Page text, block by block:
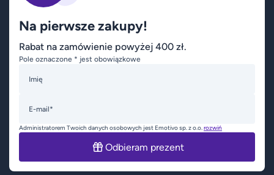
Na pierwsze zakupy!
Rabat na zamówienie powyżej 400 zł.
Pole oznaczone * jest obowiązkowe
Imię
E-mail*
Administratorem Twoich danych osobowych jest Emotivo sp. z o.o.rozwiń
Odbieram prezent